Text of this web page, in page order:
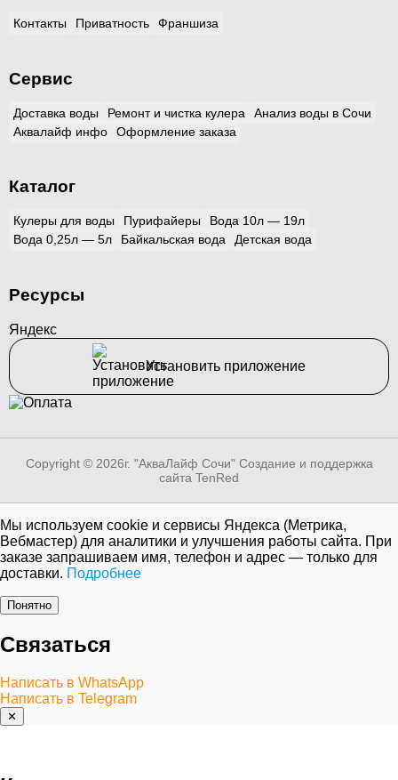
Контакты Приватность Франшиза
Сервис
Доставка воды Ремонт и чистка кулера
Анализ воды в Сочи
Аквалайф инфо
Оформление заказа
Каталог
Кулеры для воды Пурифайеры
Вода 10л — 19л
Вода 0,25л — 5л
Байкальская вода Детская вода
Ресурсы
Яндекс
Установить приложение
Copyright © 2026г. "АкваЛайф Сочи" Создание и поддержка
сайта TenRed
Мы используем cookie и сервисы Яндекса (Метрика,
Вебмастер) для аналитики и улучшения работы сайта. При
заказе запрашиваем имя, телефон и адрес — только для
доставки. Подробнее
Понятно
Связаться
Написать в WhatsApp
Написать в Telegram
✕